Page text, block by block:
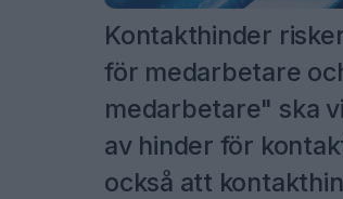
Kontakthinder
för medarbetare
medarbetare" ska
av hinder för
också att